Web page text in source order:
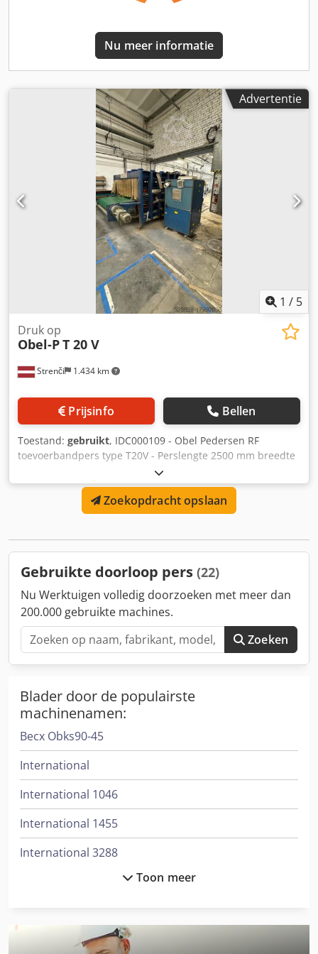
mm Teflonfolie MYLAR op de platen Voorbereiding voor
Afmeting machine: 2300 x 5100 mm x hoogte 2500 mm
Dedpfxjvva Syj Anrskr De machine is compleet gereviseerd,
inclusief OSAMA lijmapplicator
Nu meer informatie
Advertentie
1 / 5
Strenči 1.434 km
Druk op
Obel-PT 20 V
Prijsinfo Bellen
Toestand: gebruikt, IDC000109 - Obel Pedersen RF
toevoerbandpers type T20V - Perslengte 2500 mm breedte
600 mm - HF generator T20 V en waterkoeling
Djdpevgddhofx Anrekr
Zoekopdracht opslaan
Gebruikte doorloop pers (22)
Nu Werktuigen volledig doorzoeken met meer dan
200.000 gebruikte machines.
Zoeken
Blader door de populairste
machinenamen:
Becx Obks90-45
International
International 1046
International 1455
International 3288
International 433
Toon meer